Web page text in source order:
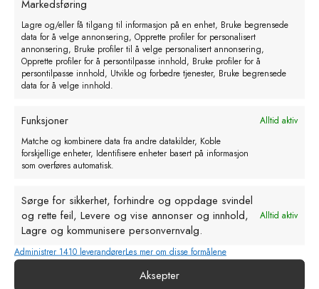
Markedsføring
Lagre og/eller få tilgang til informasjon på en enhet, Bruke begrensede
data for å velge annonsering, Opprette profiler for personalisert
annonsering, Bruke profiler til å velge personalisert annonsering,
Opprette profiler for å persontilpasse innhold, Bruke profiler for å
persontilpasse innhold, Utvikle og forbedre tjenester, Bruke begrensede
data for å velge innhold.
Funksjoner
Alltid aktiv
Matche og kombinere data fra andre datakilder, Koble
forskjellige enheter, Identifisere enheter basert på informasjon
som overføres automatisk.
Sørge for sikkerhet, forhindre og oppdage svindel
og rette feil, Levere og vise annonser og innhold,
Lagre og kommunisere personvernvalg.
Alltid aktiv
Administrer 1410 leverandørerLes mer om disse formålene
Aksepter
Husdyr- armatur m/sparebryter. 5m
ledning
kr230,00 eks. MVA